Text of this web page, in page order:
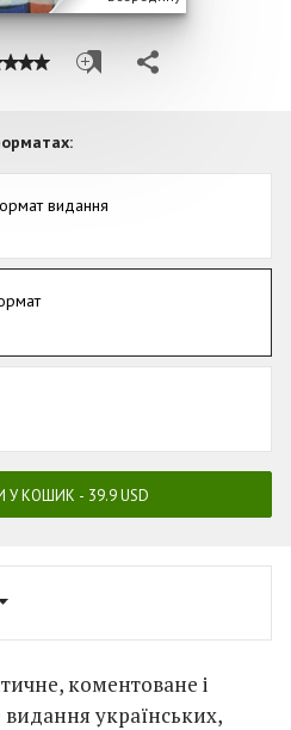
видання
КОШИК - 39.9 USD
коментоване і
видання українських,